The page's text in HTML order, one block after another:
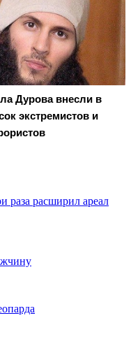
Дурова внесли в
экстремистов и
раза расширил ареал